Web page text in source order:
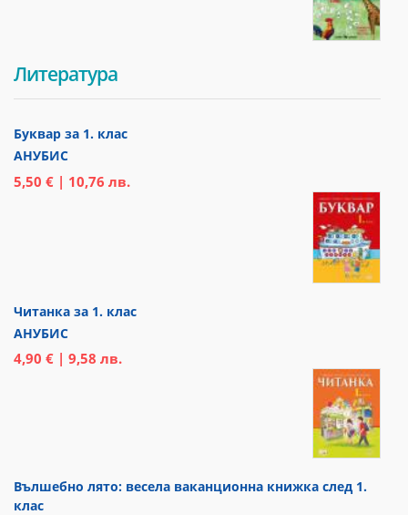
Литература
Буквар за 1. клас
АНУБИС
5,50 € | 10,76 лв.
Читанка за 1. клас
АНУБИС
4,90 € | 9,58 лв.
Вълшебно лято: весела ваканционна книжка след 1.
клас